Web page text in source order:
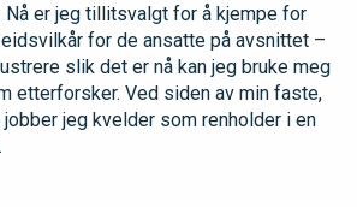
Nå er jeg tillitsvalgt for å kjempe for
for de ansatte på avsnittet –
slik det er nå kan jeg bruke meg
etterforsker. Ved siden av min faste,
jeg kvelder som renholder i en